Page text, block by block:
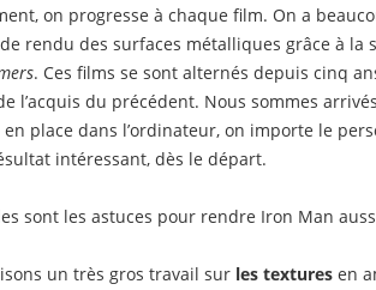
on progresse à chaque film. On a
rendu des surfaces métalliques grâce à la
. Ces films se sont alternés depuis cinq
l’acquis du précédent. Nous sommes
en place dans l’ordinateur, on importe le
intéressant, dès le départ.
sont les astuces pour rendre Iron Man
un très gros travail sur les textures en